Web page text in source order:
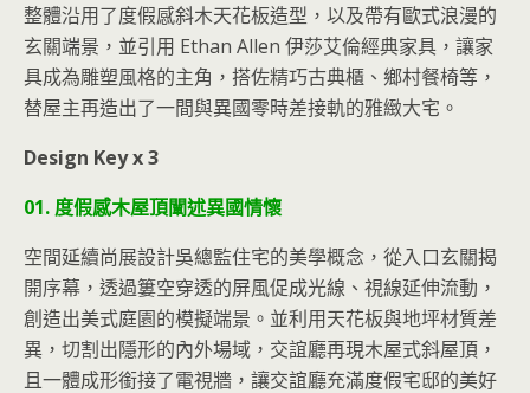
整體沿用了度假感斜木天花板造型，以及帶有歐式浪漫的
玄關端景，並引用 Ethan Allen 伊莎艾倫經典家具，讓家
具成為雕塑風格的主角，搭佐精巧古典櫃、鄉村餐椅等，
替屋主再造出了一間與異國零時差接軌的雅緻大宅。
Design Key x 3
01. 度假感木屋頂闡述異國情懷
空間延續尚展設計吳總監住宅的美學概念，從入口玄關揭
開序幕，透過簍空穿透的屏風促成光線、視線延伸流動，
創造出美式庭園的模擬端景。並利用天花板與地坪材質差
異，切割出隱形的內外場域，交誼廳再現木屋式斜屋頂，
且一體成形銜接了電視牆，讓交誼廳充滿度假宅邸的美好